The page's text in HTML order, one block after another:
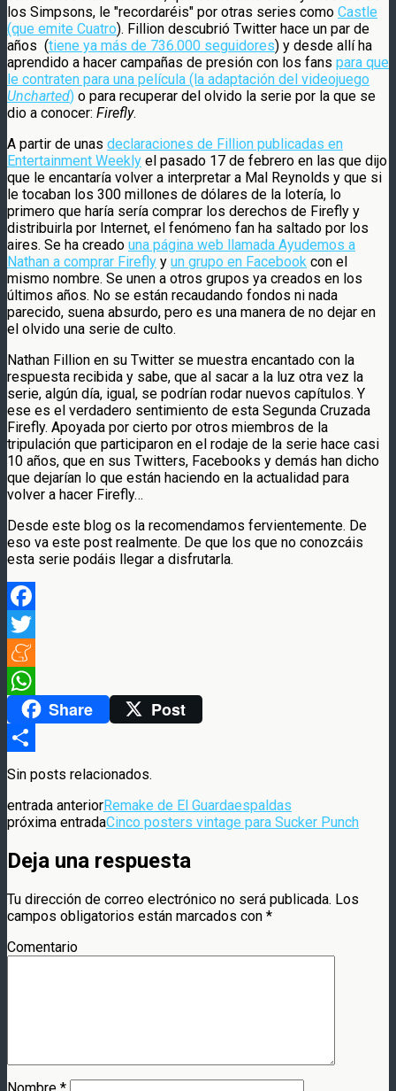
los Simpsons, le "recordaréis" por otras series como Castle
(que emite Cuatro). Fillion descubrió Twitter hace un par de
años (tiene ya más de 736.000 seguidores) y desde allí ha
aprendido a hacer campañas de presión con los fans para que
le contraten para una película (la adaptación del videojuego
Uncharted) o para recuperar del olvido la serie por la que se
dio a conocer: Firefly.
A partir de unas declaraciones de Fillion publicadas en
Entertainment Weekly el pasado 17 de febrero en las que dijo
que le encantaría volver a interpretar a Mal Reynolds y que si
le tocaban los 300 millones de dólares de la lotería, lo
primero que haría sería comprar los derechos de Firefly y
distribuirla por Internet, el fenómeno fan ha saltado por los
aires. Se ha creado una página web llamada Ayudemos a
Nathan a comprar Firefly y un grupo en Facebook con el
mismo nombre. Se unen a otros grupos ya creados en los
últimos años. No se están recaudando fondos ni nada
parecido, suena absurdo, pero es una manera de no dejar en
el olvido una serie de culto.
Nathan Fillion en su Twitter se muestra encantado con la
respuesta recibida y sabe, que al sacar a la luz otra vez la
serie, algún día, igual, se podrían rodar nuevos capítulos. Y
ese es el verdadero sentimiento de esta Segunda Cruzada
Firefly. Apoyada por cierto por otros miembros de la
tripulación que participaron en el rodaje de la serie hace casi
10 años, que en sus Twitters, Facebooks y demás han dicho
que dejarían lo que están haciendo en la actualidad para
volver a hacer Firefly…
Desde este blog os la recomendamos fervientemente. De
eso va este post realmente. De que los que no conozcáis
esta serie podáis llegar a disfrutarla.
Facebook
Twitter
Meneame
WhatsAppShare Post
Compartir
Sin posts relacionados.
entrada anteriorRemake de El Guardaespaldas
próxima entradaCinco posters vintage para Sucker Punch
Deja una respuesta
Tu dirección de correo electrónico no será publicada. Los
campos obligatorios están marcados con *
Comentario
Nombre *